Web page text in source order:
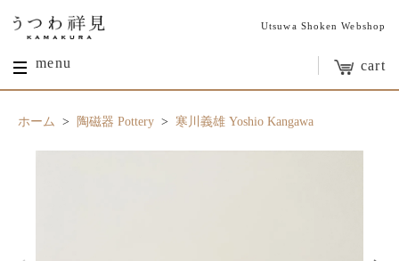
Utsuwa Shoken Webshop
menu cart
ホーム > 陶磁器 Pottery > 寒川義雄 Yoshio Kangawa